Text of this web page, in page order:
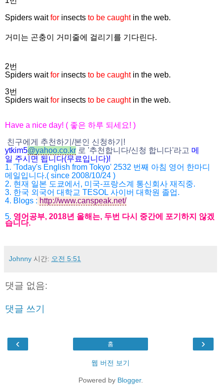
Spiders waitfor insects to be caught in the web.
거미는 곤충이 거미줄에 걸리기를 기다린다.
2번
Spiders waitfor insects to be caught in the web.
3번
Spiders waitfor insects to be caught in the web.
Have a nice day! ( 좋은 하루 되세요! )
친구에게 추천하기 /본인 신청하기 !
ytkim5@yahoo.co.kr 로 '추천합니다/신청 합니다'라고 메
일 주시면 됩니다(무료입니다)!
1. 'Today's English from Tokyo' 2532 번째 아침 영어 한마디
메일입니다.( since 2008/10/24 )
2. 현재 일본 도쿄에서 , 미국-프랑스계 통신회사 재직중.
3. 한국 외국어 대학교 TESOL 사이버 대학원 졸업.
4. Blogs : http://www.canspeak.net/
5. 영어공부, 2018년 올해는, 두번 다시 중간에 포기하지 않겠
습니다.
Johnny 시간: 오전 5:51
댓글 없음:
댓글 쓰기
‹ ›
홈
웹 버전 보기
Powered by Blogger.